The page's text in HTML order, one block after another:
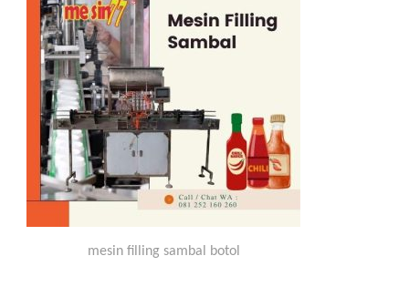
mesin filling sambal botol